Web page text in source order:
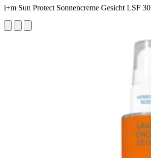
i+m Sun Protect Sonnencreme Gesicht LSF 30